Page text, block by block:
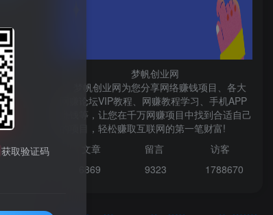
梦帆创业网
梦帆创业网为您分享网络赚钱项目、各大
网赚论坛VIP教程、网赚教程学习、手机APP
赚钱等，让您在千万网赚项目中找到合适自己
的项目，轻松赚取互联网的第一笔财富!
文章 留言 访客
6869 9323 1788670
获取验证码